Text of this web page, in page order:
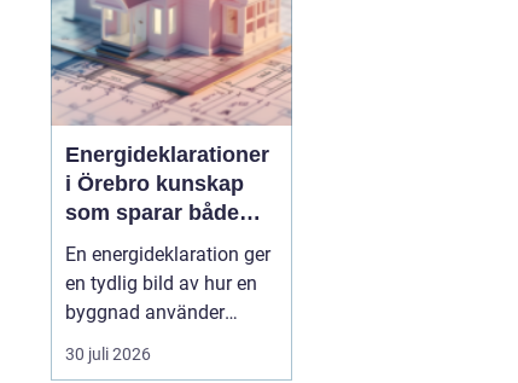
Energideklarationer
i Örebro kunskap
som sparar både
energi och pengar
En energideklaration ger
en tydlig bild av hur en
byggnad använder
energi. Den visar hur
mycket energi som går
30 juli 2026